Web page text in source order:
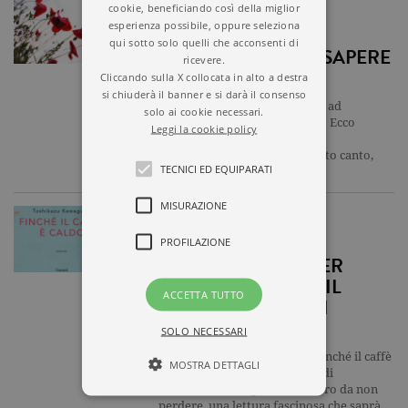
ARTICOLO
CINQUE COSE DA SAPERE
SU “BELLA CIAO”
Quante volte vi siete ritrovati ad
ascoltare o cantare Bella ciao? Ecco
cinque curiosità che dovete
assolutamente sapere su questo canto,
tratte dal libro Bella ciao. …
CINQUE MOTIVI PER
LEGGERE “FINCHé IL
CAFFè è CALDO” DI
KAWAGUCHI
Ecco i cinque motivi per cui Finché il caffè
è caldo, il romanzo d'esordio di
Toshikazu Kawaguchi è un libro da non
cookie, beneficiando così della miglior
esperienza possibile, oppure seleziona
qui sotto solo quelli che acconsenti di
ricevere.
Cliccando sulla X collocata in alto a destra
si chiuderà il banner e si darà il consenso
solo ai cookie necessari.
Leggi la cookie policy
TECNICI ED EQUIPARATI
MISURAZIONE
PROFILAZIONE
ACCETTA TUTTO
SOLO NECESSARI
MOSTRA DETTAGLI